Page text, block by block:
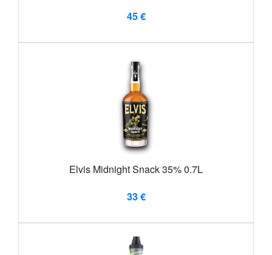
45 €
Elvis Midnight Snack 35% 0.7L
33 €